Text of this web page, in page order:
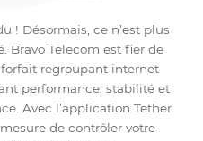
– Tél – TV